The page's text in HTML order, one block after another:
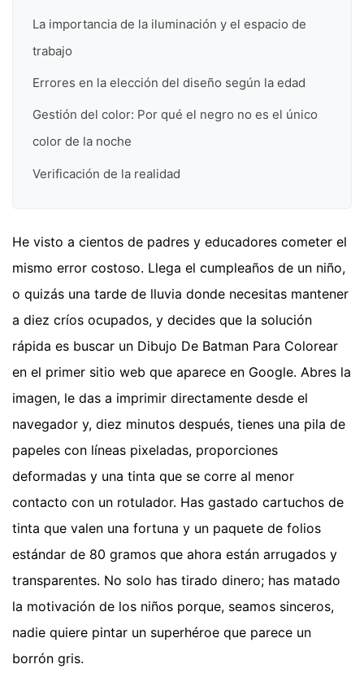
La importancia de la iluminación y el espacio de
trabajo
Errores en la elección del diseño según la edad
Gestión del color: Por qué el negro no es el único
color de la noche
Verificación de la realidad
He visto a cientos de padres y educadores cometer el
mismo error costoso. Llega el cumpleaños de un niño,
o quizás una tarde de lluvia donde necesitas mantener
a diez críos ocupados, y decides que la solución
rápida es buscar un Dibujo De Batman Para Colorear
en el primer sitio web que aparece en Google. Abres la
imagen, le das a imprimir directamente desde el
navegador y, diez minutos después, tienes una pila de
papeles con líneas pixeladas, proporciones
deformadas y una tinta que se corre al menor
contacto con un rotulador. Has gastado cartuchos de
tinta que valen una fortuna y un paquete de folios
estándar de 80 gramos que ahora están arrugados y
transparentes. No solo has tirado dinero; has matado
la motivación de los niños porque, seamos sinceros,
nadie quiere pintar un superhéroe que parece un
borrón gris.